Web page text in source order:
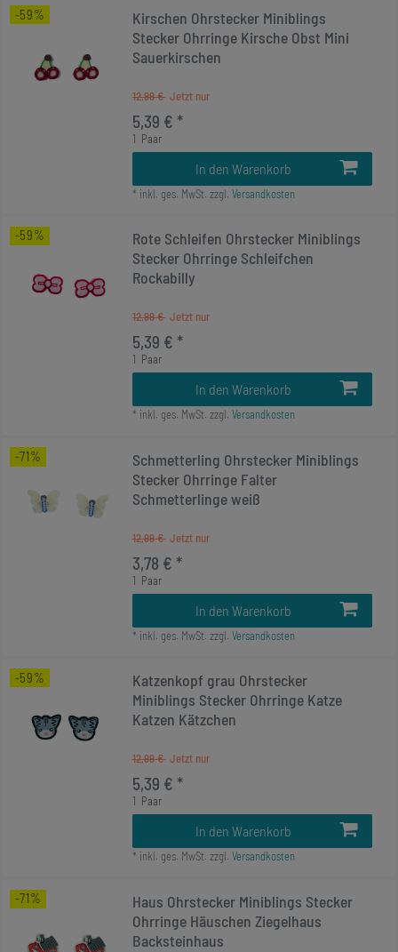
-59%
Kirschen Ohrstecker Miniblings
Stecker Ohrringe Kirsche Obst Mini
Sauerkirschen
12,99 €
5,39 € *
1 Paar
In den Warenkorb
* inkl. ges. MwSt. zzgl. Versandkosten
-59%
Rote Schleifen Ohrstecker Miniblings
Stecker Ohrringe Schleifchen
Rockabilly
12,99 €
5,39 € *
1 Paar
In den Warenkorb
* inkl. ges. MwSt. zzgl. Versandkosten
-71%
Schmetterling Ohrstecker Miniblings
Stecker Ohrringe Falter
Schmetterlinge weiß
12,99 €
3,78 € *
1 Paar
In den Warenkorb
* inkl. ges. MwSt. zzgl. Versandkosten
-59%
Katzenkopf grau Ohrstecker
Miniblings Stecker Ohrringe Katze
Katzen Kätzchen
12,99 €
5,39 € *
1 Paar
In den Warenkorb
* inkl. ges. MwSt. zzgl. Versandkosten
-71%
Haus Ohrstecker Miniblings Stecker
Ohrringe Häuschen Ziegelhaus
Backsteinhaus